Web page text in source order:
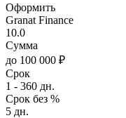
Оформить
Granat Finance
10.0
Сумма
до 100 000 ₽
Срок
1 - 360 дн.
Срок без %
5 дн.